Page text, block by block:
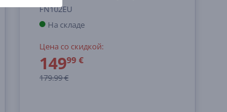
FN102EU
На складе
Цена со скидкой:
14999 €
179.99 €